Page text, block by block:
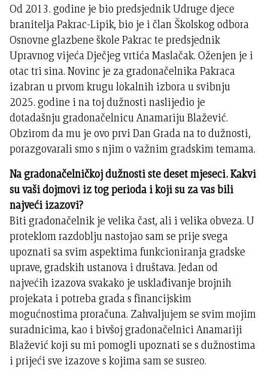
Od 2013. godine je bio predsjednik Udruge djece
branitelja Pakrac-Lipik, bio je i član Školskog odbora
Osnovne glazbene škole Pakrac te predsjednik
Upravnog vijeća Dječjeg vrtića Maslačak. Oženjen je i
otac tri sina. Novinc je za gradonačelnika Pakraca
izabran u prvom krugu lokalnih izbora u svibnju
2025. godine i na toj dužnosti naslijedio je
dotadašnju gradonačelnicu Anamariju Blažević.
Obzirom da mu je ovo prvi Dan Grada na to dužnosti,
porazgovarali smo s njim o važnim gradskim temama.
Na gradonačelničkoj dužnosti ste deset mjeseci. Kakvi
su vaši dojmovi iz tog perioda i koji su za vas bili
najveći izazovi?
Biti gradonačelnik je velika čast, ali i velika obveza. U
proteklom razdoblju nastojao sam se prije svega
upoznati sa svim aspektima funkcioniranja gradske
uprave, gradskih ustanova i društava. Jedan od
najvećih izazova svakako je usklađivanje brojnih
projekata i potreba grada s financijskim
mogućnostima proračuna. Zahvaljujem se svim mojim
suradnicima, kao i bivšoj gradonačelnici Anamariji
Blažević koji su mi pomogli upoznati se s dužnostima
i prijeći sve izazove s kojima sam se susreo.